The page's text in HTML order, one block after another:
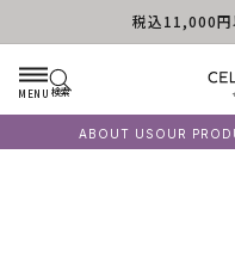
コンテンツに進む
税込11,000円
MENU 検索
ABOUT US OUR